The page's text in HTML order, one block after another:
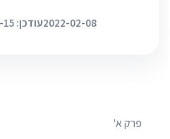
2022-02-08עודכן: 2026-07-15
פרק א'